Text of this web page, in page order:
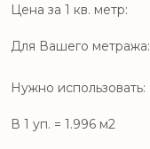
Цена за 1 кв. метр:
Для Вашего метража:
Нужно использовать:
В 1 уп. = 1.996 м2